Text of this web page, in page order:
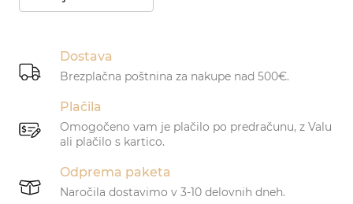
Dostava
Brezplačna poštnina za nakupe nad 500€.
Plačila
Omogočeno vam je plačilo po predračunu, z Valu
ali plačilo s kartico.
Odprema paketa
Naročila dostavimo v 3-10 delovnih dneh.